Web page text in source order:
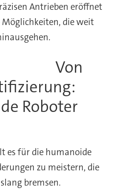
Antrieben eröffnet
die weit
Von
Roboter
es für die humanoide
zu meistern, die
bremsen.